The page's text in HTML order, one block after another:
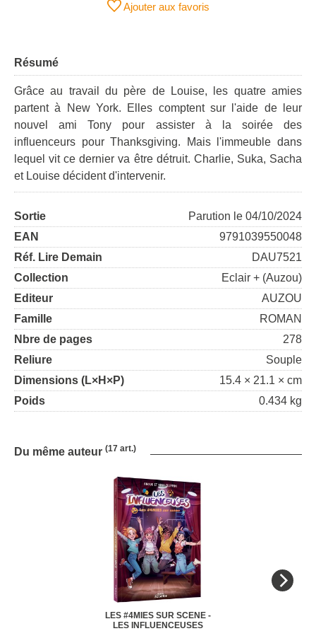
Ajouter aux favoris
Résumé
Grâce au travail du père de Louise, les quatre amies
partent à New York. Elles comptent sur l'aide de leur
nouvel ami Tony pour assister à la soirée des
influenceurs pour Thanksgiving. Mais l'immeuble dans
lequel vit ce dernier va être détruit. Charlie, Suka, Sacha
et Louise décident d'intervenir.
Sortie
Parution le 04/10/2024
EAN
9791039550048
Réf. Lire Demain
DAU7521
Collection
Eclair + (Auzou)
Editeur
AUZOU
Famille
ROMAN
Nbre de pages
278
Reliure
Souple
Dimensions (L×H×P)
15.4 × 21.1 × cm
Poids
0.434 kg
Du même auteur (17 art.)
LES #4MIES SUR SCENE -
LES INFLUENCEUSES